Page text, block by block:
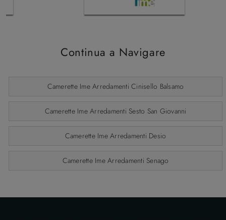
Continua a Navigare
Camerette Ime Arredamenti Cinisello Balsamo
Camerette Ime Arredamenti Sesto San Giovanni
Camerette Ime Arredamenti Desio
Camerette Ime Arredamenti Senago